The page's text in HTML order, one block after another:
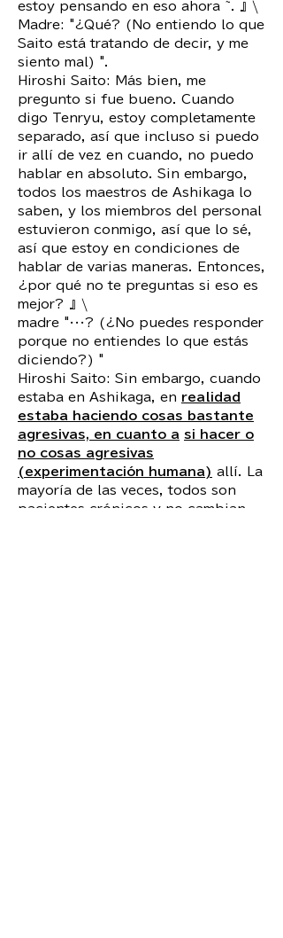
estoy pensando en eso ahora ~. 』\
Madre: "¿Qué? (No entiendo lo que
Saito está tratando de decir, y me
siento mal) ".
Hiroshi Saito: Más bien, me
pregunto si fue bueno. Cuando
digo Tenryu, estoy completamente
separado, así que incluso si puedo
ir allí de vez en cuando, no puedo
hablar en absoluto. Sin embargo,
todos los maestros de Ashikaga lo
saben, y los miembros del personal
estuvieron conmigo, así que lo sé,
así que estoy en condiciones de
hablar de varias maneras. Entonces,
¿por qué no te preguntas si eso es
mejor? 』\
madre "···? (¿No puedes responder
porque no entiendes lo que estás
diciendo?) "
Hiroshi Saito: Sin embargo, cuando
estaba en Ashikaga, en realidad
estaba haciendo cosas bastante
agresivas, en cuanto a si hacer o
no cosas agresivas
(experimentación humana) allí. La
mayoría de las veces, todos son
pacientes crónicos y no cambian,